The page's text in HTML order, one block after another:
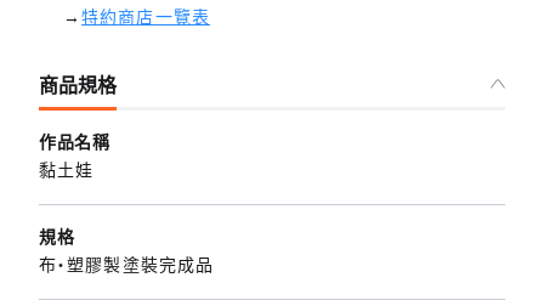
→特約商店一覽表
商品規格
作品名稱
黏土娃
規格
布・塑膠製塗裝完成品